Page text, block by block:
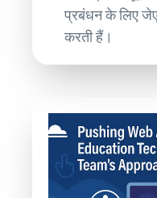
प्रबंधन के लिए
करती हैं।